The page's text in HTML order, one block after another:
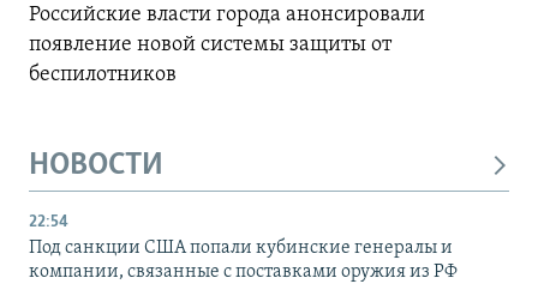
Российские власти города анонсировали
появление новой системы защиты от
беспилотников
НОВОСТИ
22:54
Под санкции США попали кубинские генералы и
компании, связанные с поставками оружия из РФ